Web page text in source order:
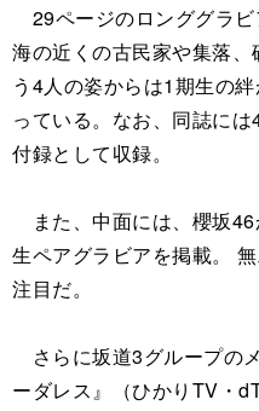
29ページのロンググラビ
海の近くの古民家や集落
う4人の姿からは1期生の
っている。なお、同誌に
付録として収録。
また、中面には、櫻坂
生ペアグラビアを掲載。
注目だ。
さらに坂道3グループの
ーダレス』（ひかりTV・